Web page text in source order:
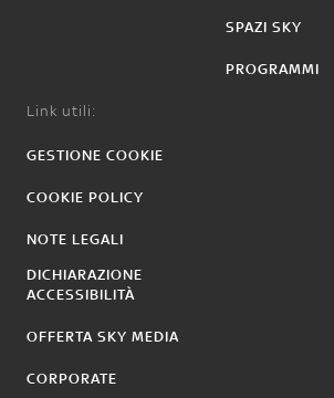
SPAZI SKY
PROGRAMMI
Link utili:
GESTIONE COOKIE
COOKIE POLICY
NOTE LEGALI
DICHIARAZIONE
ACCESSIBILITÀ
OFFERTA SKY MEDIA
CORPORATE